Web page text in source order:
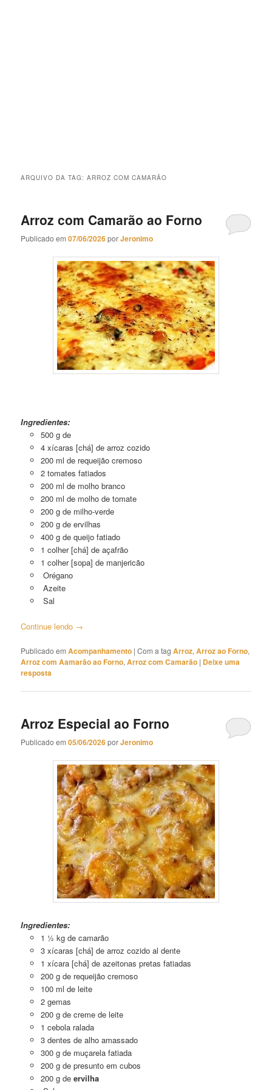
ARQUIVO DA TAG:ARROZ COM CAMARÃO
Arroz com Camarão ao Forno
Publicado em07/06/2026porJeronimo
Ingredientes:
500 g de
4 xícaras [chá] de arroz cozido
200 ml de requeijão cremoso
2 tomates fatiados
200 ml de molho branco
200 ml de molho de tomate
200 g de milho-verde
200 g de ervilhas
400 g de queijo fatiado
1 colher [chá] de açafrão
1 colher [sopa] de manjericão
Orégano
Azeite
Sal
Continue lendo →
Publicado em Acompanhamento |Com a tagArroz,Arroz ao Forno,
Arroz com Aamarão ao Forno,Arroz com Camarão | Deixe uma
resposta
Arroz Especial ao Forno
Publicado em05/06/2026porJeronimo
Ingredientes:
1 ½ kg de camarão
3 xícaras [chá] de arroz cozido al dente
1 xícara [chá] de azeitonas pretas fatiadas
200 g de requeijão cremoso
100 ml de leite
2 gemas
200 g de creme de leite
1 cebola ralada
3 dentes de alho amassado
300 g de muçarela fatiada
200 g de presunto em cubos
200 g de ervilha